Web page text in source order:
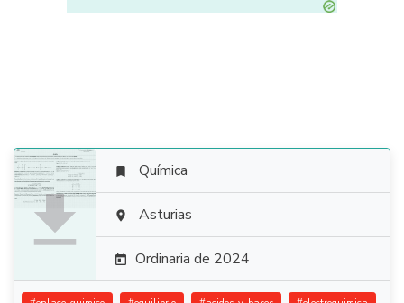

 Química
 Asturias
 Ordinaria de 2024